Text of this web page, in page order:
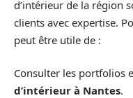
d’intérieur de la région
clients avec expertise.
peut être utile de :
Consulter les portfolios
d’intérieur à Nantes.